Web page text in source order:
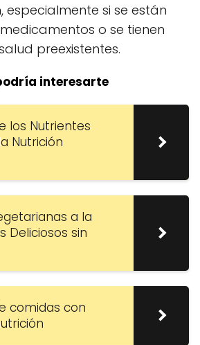
especialmente si se están
o se tienen
preexistentes.
interesarte
los Nutrientes
Nutrición
a la
Deliciosos sin
comidas con